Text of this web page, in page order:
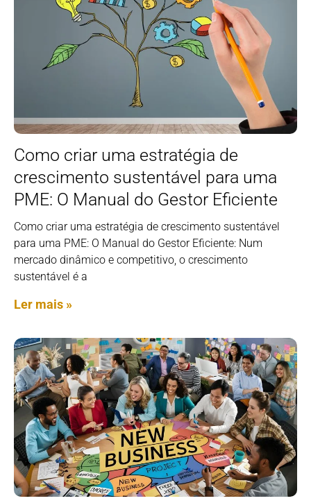
Como criar uma estratégia de
crescimento sustentável para uma
PME: O Manual do Gestor Eficiente
Como criar uma estratégia de crescimento sustentável
para uma PME: O Manual do Gestor Eficiente: Num
mercado dinâmico e competitivo, o crescimento
sustentável é a
Ler mais »